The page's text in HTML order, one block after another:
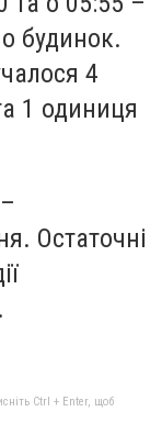
будинок.
4
1 одиниця
Остаточні
Ctrl + Enter, щоб